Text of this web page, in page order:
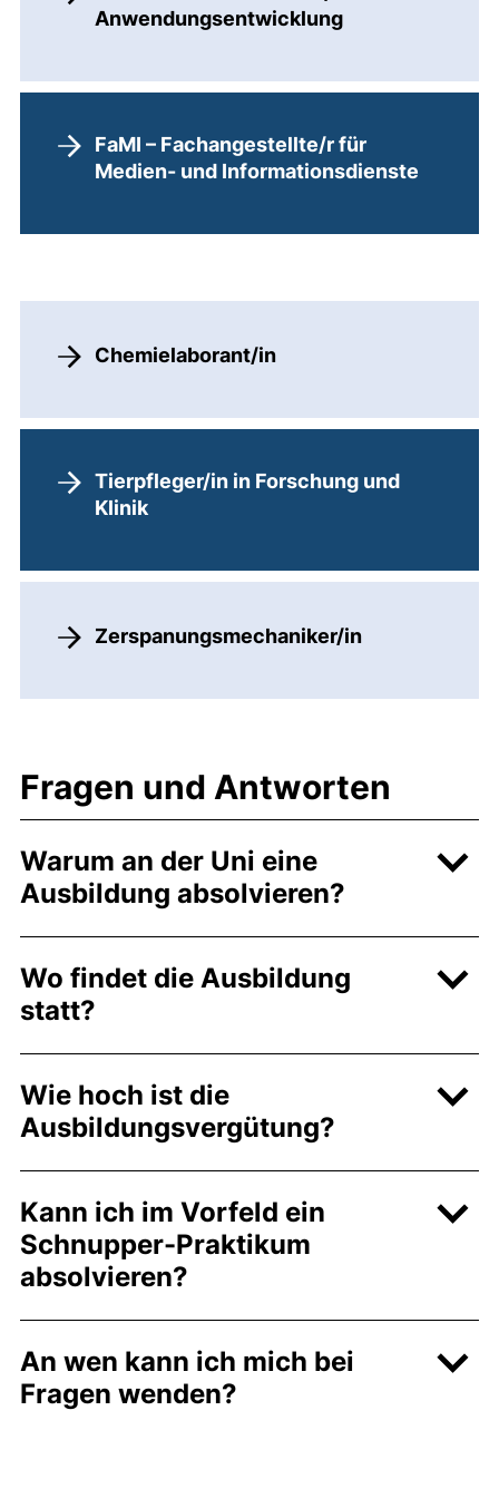
Anwendungsentwicklung
FaMI – Fachangestellte/r für
Medien- und Informationsdienste
Chemielaborant/in
Tierpfleger/in in Forschung und
Klinik
Zerspanungsmechaniker/in
Fragen und Antworten
Warum an der Uni eine
Ausbildung absolvieren?
Wo findet die Ausbildung
statt?
Wie hoch ist die
Ausbildungsvergütung?
Kann ich im Vorfeld ein
Schnupper-Praktikum
absolvieren?
An wen kann ich mich bei
Fragen wenden?